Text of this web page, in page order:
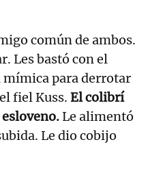
común de ambos.
Les bastó con el
mímica para derrotar
fiel Kuss. El colibrí
Le alimentó
Le dio cobijo